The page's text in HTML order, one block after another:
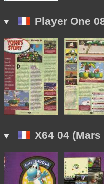
Player One
X64 04 (Mars